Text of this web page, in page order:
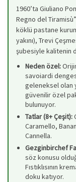
1960’ta Giuliano
Regno del Tiramisù”
köklü pastane
yakını), Trevi
şubesiyle kalitenin
Neden özel:
savoiardi
geleneksel olan
güvenilir özel
bulunuyor.
Tatlar (8+ Çeşit):
Caramello,
Cannella.
Gezginbirchef
söz konusu
Fıstıklısının
doku katıyor.